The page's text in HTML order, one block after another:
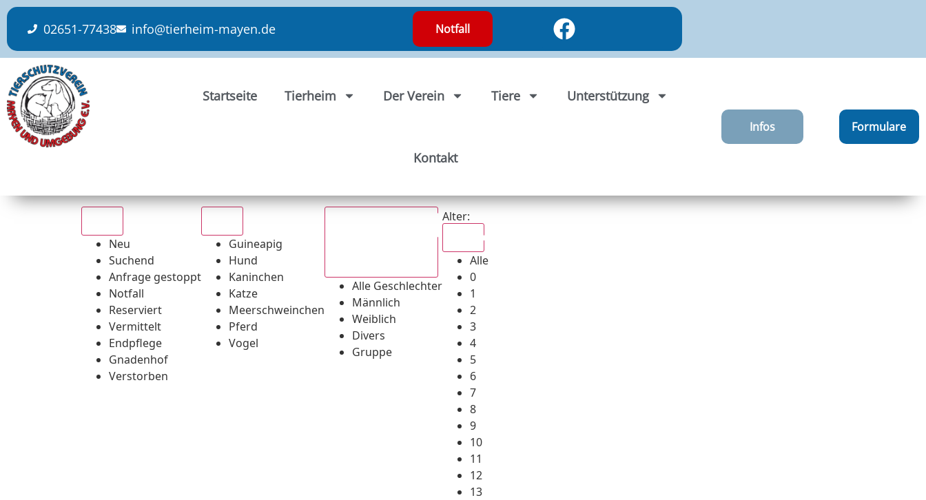
content
02651-77438 info@tierheim-mayen.de Notfall
Startseite Tierheim Der Verein Tiere Unterstützung
Kontakt
Infos Formulare
Neu
Suchend
Anfrage gestoppt
Notfall
Reserviert
Vermittelt
Endpflege
Gnadenhof
Verstorben
Guineapig
Hund
Kaninchen
Katze
Meerschweinchen
Pferd
Vogel
Alle Geschlechter
Männlich
Weiblich
Divers
Gruppe
Alter:
Alle
0
1
2
3
4
5
6
7
8
9
10
11
12
13